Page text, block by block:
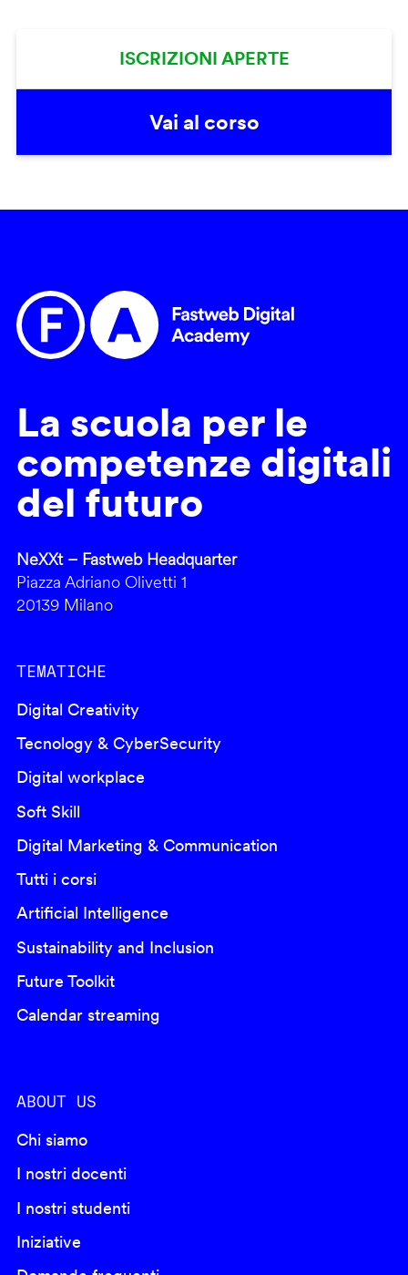
ISCRIZIONI APERTE
Vai al corso
La scuola per le
competenze digitali
del futuro
NeXXt – Fastweb Headquarter
Piazza Adriano Olivetti 1
20139 Milano
TEMATICHE
Digital Creativity
Tecnology & CyberSecurity
Digital workplace
Soft Skill
Digital Marketing & Communication
Tutti i corsi
Artificial Intelligence
Sustainability and Inclusion
Future Toolkit
Calendar streaming
ABOUT US
Chi siamo
I nostri docenti
I nostri studenti
Iniziative